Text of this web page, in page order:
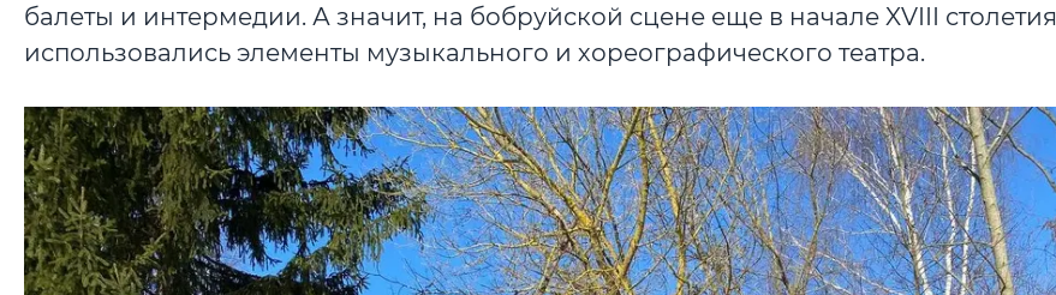
балеты и интермедии. А значит, на бобруйской сцене еще в начале XVIII столетия
использовались элементы музыкального и хореографического театра.